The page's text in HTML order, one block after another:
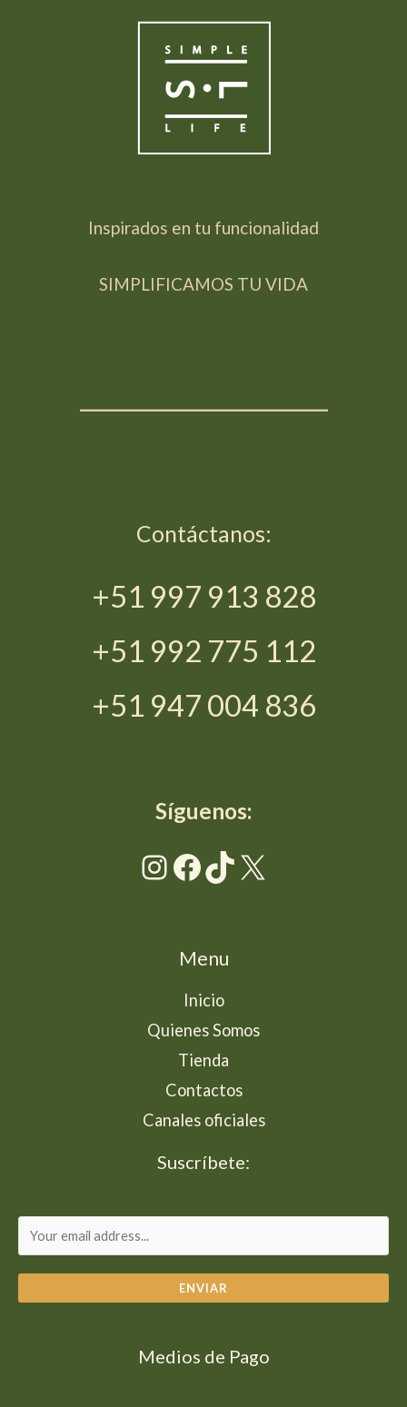
Inspirados en tu funcionalidad
SIMPLIFICAMOS TU VIDA
Contáctanos:
+51 997 913 828
+51 992 775 112
+51 947 004 836
Síguenos:
Instagram
Facebook
TikTok
X
Menu
Inicio
Quienes Somos
Tienda
Contactos
Canales oficiales
Suscríbete:
ENVIAR
Medios de Pago